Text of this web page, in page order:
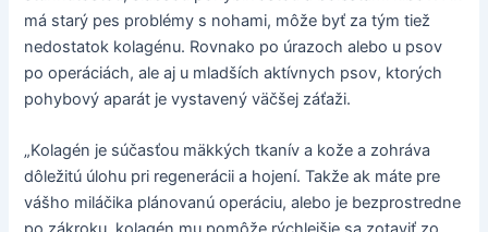
má starý pes problémy s nohami, môže byť za tým tiež
nedostatok kolagénu. Rovnako po úrazoch alebo u psov
po operáciách, ale aj u mladších aktívnych psov, ktorých
pohybový aparát je vystavený väčšej záťaži.
„Kolagén je súčasťou mäkkých tkanív a kože a zohráva
dôležitú úlohu pri regenerácii a hojení. Takže ak máte pre
vášho miláčika plánovanú operáciu, alebo je bezprostredne